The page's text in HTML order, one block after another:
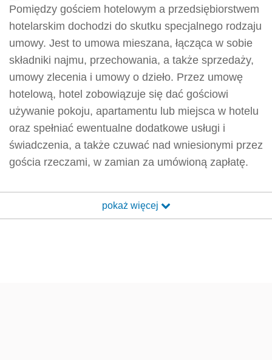
Pomiędzy gościem hotelowym a przedsiębiorstwem
hotelarskim dochodzi do skutku specjalnego rodzaju
umowy. Jest to umowa mieszana, łącząca w sobie
składniki najmu, przechowania, a także sprzedaży,
umowy zlecenia i umowy o dzieło. Przez umowę
hotelową, hotel zobowiązuje się dać gościowi
używanie pokoju, apartamentu lub miejsca w hotelu
oraz spełniać ewentualne dodatkowe usługi i
świadczenia, a także czuwać nad wniesionymi przez
gościa rzeczami, w zamian za umówioną zapłatę.
pokaż więcej